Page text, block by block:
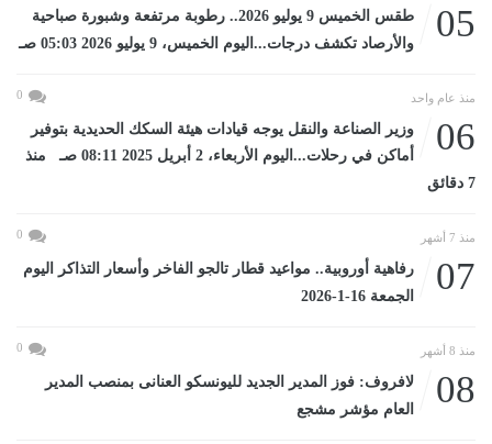
05
طقس الخميس 9 يوليو 2026.. رطوبة مرتفعة وشبورة صباحية
والأرصاد تكشف درجات...اليوم الخميس، 9 يوليو 2026 05:03 صـ
منذ عام واحد 0
06
وزير الصناعة والنقل يوجه قيادات هيئة السكك الحديدية بتوفير
أماكن في رحلات...اليوم الأربعاء، 2 أبريل 2025 08:11 صـ منذ
7 دقائق
منذ 7 أشهر 0
07
رفاهية أوروبية.. مواعيد قطار تالجو الفاخر وأسعار التذاكر اليوم
الجمعة 16-1-2026
منذ 8 أشهر 0
08
لافروف: فوز المدير الجديد لليونسكو العنانى بمنصب المدير
العام مؤشر مشجع